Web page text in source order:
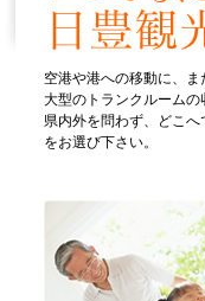
空港や港への移動に、
大型のトランクルーム
県内外を問わず、どこ
をお選び下さい。